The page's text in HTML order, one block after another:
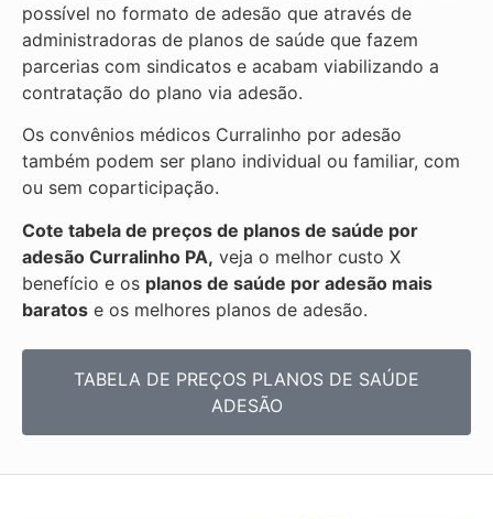
possível no formato de adesão que através de
administradoras de planos de saúde que fazem
parcerias com sindicatos e acabam viabilizando a
contratação do plano via adesão.
Os convênios médicos Curralinho por adesão
também podem ser plano individual ou familiar, com
ou sem coparticipação.
Cote tabela de preços de planos de saúde por
adesão Curralinho PA, veja o melhor custo X
benefício e os planos de saúde por adesão mais
baratos e os melhores planos de adesão.
TABELA DE PREÇOS PLANOS DE SAÚDE
ADESÃO